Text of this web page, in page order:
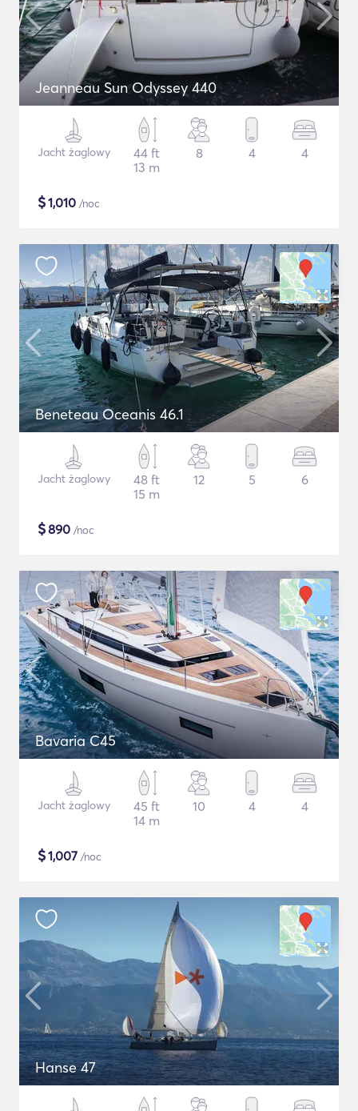
Jeanneau Sun Odyssey 440
Jacht żaglowy
44 ft
13 m
8 4 4
$1,010 /noc
Beneteau Oceanis 46.1
Jacht żaglowy
48 ft
15 m
12 5 6
$890 /noc
Bavaria C45
Jacht żaglowy
45 ft
14 m
10 4 4
$1,007 /noc
Hanse 47